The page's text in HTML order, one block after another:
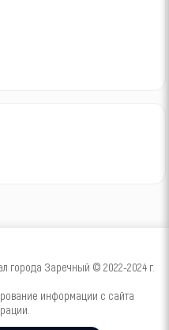
города Заречный © 2022-2024 г.
информации с сайта